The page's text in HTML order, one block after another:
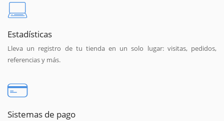
Estadísticas
Lleva un registro de tu tienda en un solo lugar: visitas, pedidos,
referencias y más.
Sistemas de pago